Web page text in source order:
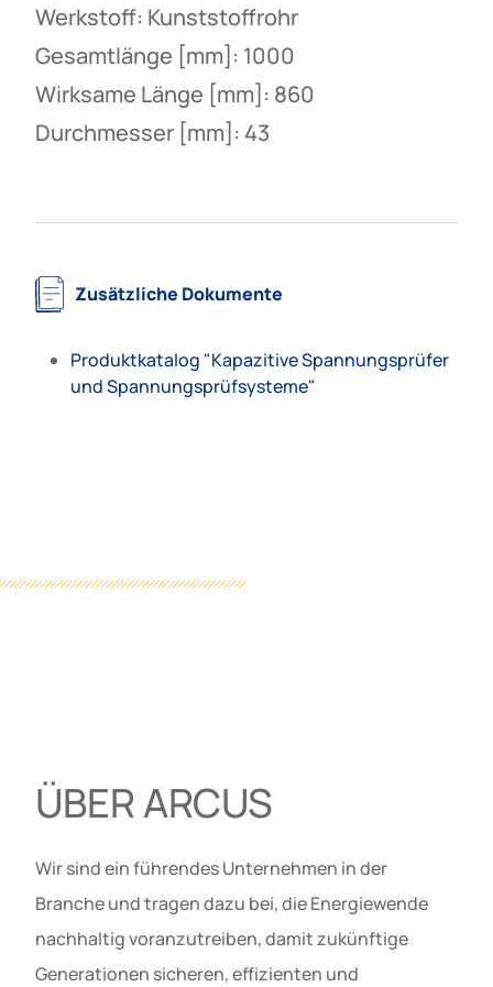
Werkstoff: Kunststoffrohr
Gesamtlänge [mm]: 1000
Wirksame Länge [mm]: 860
Durchmesser [mm]: 43
Zusätzliche Dokumente
Produktkatalog "Kapazitive Spannungsprüfer
und Spannungsprüfsysteme"
ÜBER ARCUS
Wir sind ein führendes Unternehmen in der
Branche und tragen dazu bei, die Energiewende
nachhaltig voranzutreiben, damit zukünftige
Generationen sicheren, effizienten und